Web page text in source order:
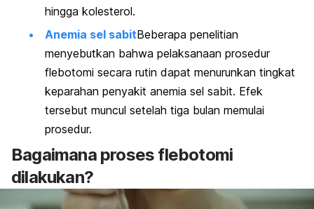
hingga kolesterol.
Anemia sel sabitBeberapa penelitian
menyebutkan bahwa pelaksanaan prosedur
flebotomi secara rutin dapat menurunkan tingkat
keparahan penyakit anemia sel sabit. Efek
tersebut muncul setelah tiga bulan memulai
prosedur.
Bagaimana proses flebotomi
dilakukan?